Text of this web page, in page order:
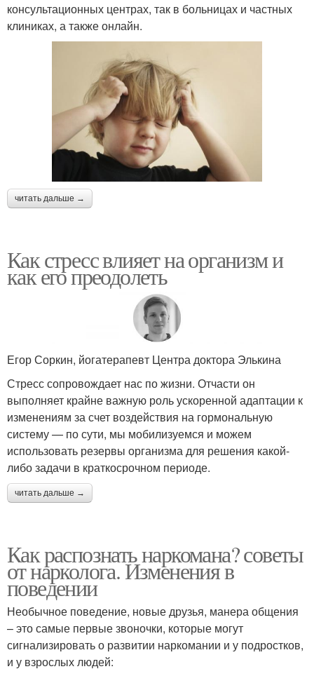
консультационных центрах, так в больницах и частных
клиниках, а также онлайн.
читать дальше →
Как стресс влияет на организм и
как его преодолеть
Егор Соркин, йогатерапевт Центра доктора Элькина
Стресс сопровождает нас по жизни. Отчасти он
выполняет крайне важную роль ускоренной адаптации к
изменениям за счет воздействия на гормональную
систему — по сути, мы мобилизуемся и можем
использовать резервы организма для решения какой-
либо задачи в краткосрочном периоде.
читать дальше →
Как распознать наркомана? советы
от нарколога. Изменения в
поведении
Необычное поведение, новые друзья, манера общения
– это самые первые звоночки, которые могут
сигнализировать о развитии наркомании и у подростков,
и у взрослых людей: